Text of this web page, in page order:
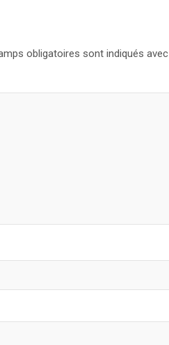
obligatoires sont indiqués avec